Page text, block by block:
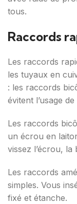
tous.
Raccords
Les raccords
les tuyaux en
: les raccords
évitent l’usage
Les raccords
un écrou en
vissez l’écrou,
Les raccords
simples. Vous
fixé et étanche.